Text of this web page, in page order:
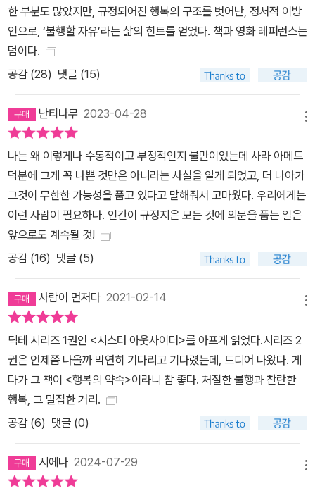
한다고 강조한다. # 정서(정동)의 정치학 ## 느낌에 귀 기울일 때 들
려오는 것들 일반적으로 느낌이란 주체의 내부에서 생겨나는 순수하
고 주관적인 무엇으로서 여겨져 왔다. 하지만 정서 이론의 등장으로
이런 느낌(정서, 정동, 감정)이 실은 사회적 관념들로 물들어 있으며,
는 것으로 보는 흐름이 생겨나기 시작했다. 이들은 주로 무형의 분위
기, 느낌 같은 것들에 응축돼 있는 ‘역사’나 지배와 억압 등을 읽어 내
면서 감정을 사회를 분석하는 중요한 도구로 만든다. 예를 들어, 아메
드는 이런 정서 이론에 입각해 흑인 여성이 백인 여성들만 가득한 여
성학회 자리에 나타났을 때 갑자기 싸해지는 분위기의 정체에 대해
분석한다. 사실 그녀는 그 자리에서 아무것도 한 게 없고 그냥 나타나
유발한 것이라 생각한다. 아메드는 이런 불편한 느낌, 지배적인 행복
한 분위기를 깨는 부정적 느낌의 정체 속에서 인종차별의 역사, 검은
신체에 ‘불편한 느낌의 원인’이라는 속성을 부여하고 그것을 장애물
로 느끼게 만드는 메커니즘이 존재하는 것이다. 아메드는 책 전체에
걸쳐서 역사가(이 경우는 인종차별의 역사) “무형의 분위기” “걸림돌
처럼 보이는 신체” “부르카나 터번 같은 대상”에 응축돼 있는 모습을
그려내면서 자연적이라 여겨지던 느낌 속에 폭력과 권력, 억압의 원
인이 어떤 식으로 은폐돼 있는지를 해부한다. # 퀴어한 문화비평을
통한 불행한 자들의 계보 잇기 ## 댈러웨이 부인에서 캐롤까지 이 책
은 무엇보다 퀴어 페미니스트 문화비평의 진면목을 보여 주는 책이
다. 󰡔고독의 우물󰡕이나 󰡔캐롤󰡕, 󰡔루비프루트 정글󰡕 같은 퀴어 정전
에서부터 󰡔댈러웨이 부인󰡕이나 󰡔플로스 강의 물방앗간󰡕 같은 초기
한 부분도 많았지만, 규정되어진 행복의 구조를 벗어난, 정서적 이방
인으로, ‘불행할 자유’라는 삶의 힌트를 얻었다. 책과 영화 레퍼런스는
덤이다.
공감 (28) 댓글 (15)
난티나무 2023-04-28
나는 왜 이렇게나 수동적이고 부정적인지 불만이었는데 사라 아메드
덕분에 그게 꼭 나쁜 것만은 아니라는 사실을 알게 되었고, 더 나아가
그것이 무한한 가능성을 품고 있다고 말해줘서 고마웠다. 우리에게는
이런 사람이 필요하다. 인간이 규정지은 모든 것에 의문을 품는 일은
앞으로도 계속될 것!
공감 (16) 댓글 (5)
사람이 먼저다 2021-02-14
딕테 시리즈 1권인 <시스터 아웃사이더>를 아프게 읽었다.시리즈 2
권은 언제쯤 나올까 막연히 기다리고 기다렸는데, 드디어 나왔다. 게
다가 그 책이 <행복의 약속>이라니 참 좋다. 처절한 불행과 찬란한
행복, 그 밀접한 거리.
공감 (6) 댓글 (0)
시에나 2024-07-29